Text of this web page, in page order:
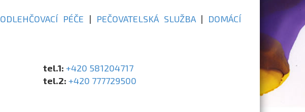
ODLEHČOVACÍ PÉČE | PEČOVATELSKÁ SLUŽBA| DOMÁCÍ
tel.1: +420 581204717
tel.2: +420 777729500